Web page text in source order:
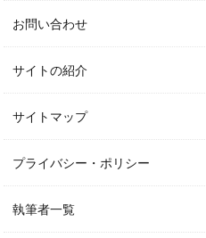
お問い合わせ
サイトの紹介
サイトマップ
プライバシー・ポリシー
執筆者一覧